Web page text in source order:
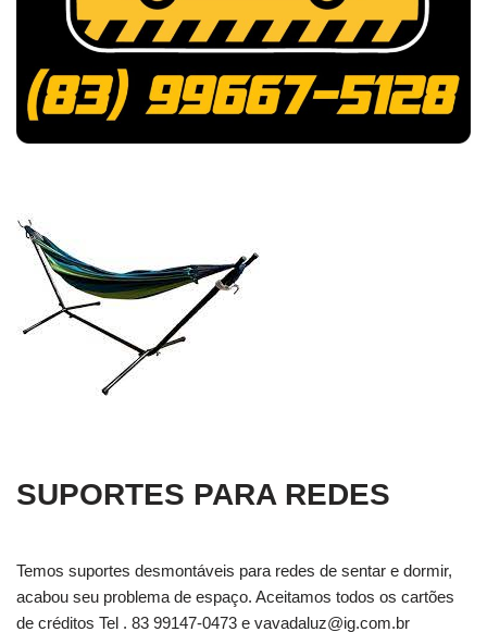
SUPORTES PARA REDES
Temos suportes desmontáveis para redes de sentar e dormir,
acabou seu problema de espaço. Aceitamos todos os cartões
de créditos Tel . 83 99147-0473 e vavadaluz@ig.com.br